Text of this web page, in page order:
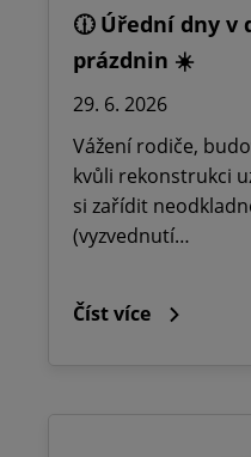
🕧 Úřední dny v
prázdnin ☀️
29. 6. 2026
Vážení rodiče,
kvůli rekonstrukci
si zařídit
(vyzvednutí…
Číst více